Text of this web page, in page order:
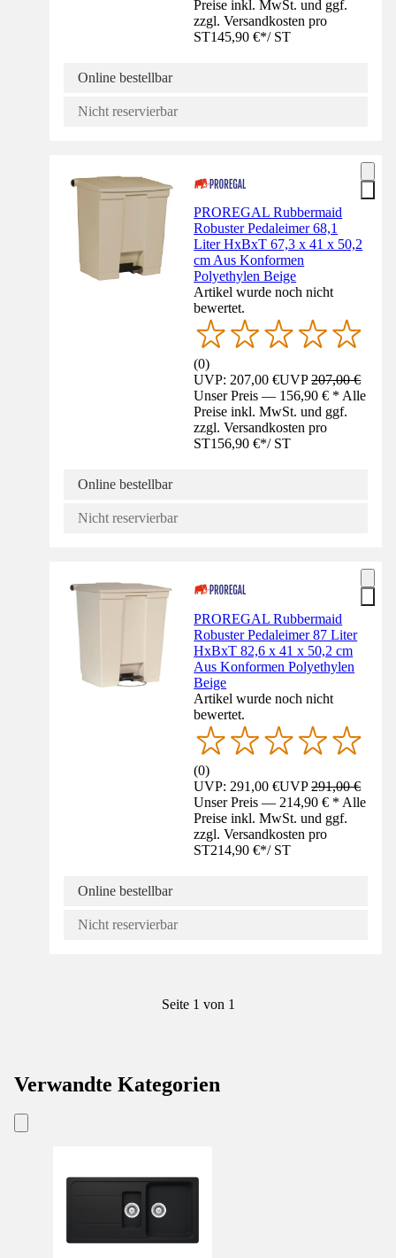
Preise inkl. MwSt. und ggf.
zzgl. Versandkosten pro
ST145,90 €*/ ST
Online bestellbar
Nicht reservierbar
PROREGAL Rubbermaid
Robuster Pedaleimer 68,1
Liter HxBxT 67,3 x 41 x 50,2
cm Aus Konformen
Polyethylen Beige
Artikel wurde noch nicht
bewertet.
(0)
UVP: 207,00 €UVP207,00 €
Unser Preis — 156,90 € * Alle
Preise inkl. MwSt. und ggf.
zzgl. Versandkosten pro
ST156,90 €*/ ST
Online bestellbar
Nicht reservierbar
PROREGAL Rubbermaid
Robuster Pedaleimer 87 Liter
HxBxT 82,6 x 41 x 50,2 cm
Aus Konformen Polyethylen
Beige
Artikel wurde noch nicht
bewertet.
(0)
UVP: 291,00 €UVP291,00 €
Unser Preis — 214,90 € * Alle
Preise inkl. MwSt. und ggf.
zzgl. Versandkosten pro
ST214,90 €*/ ST
Online bestellbar
Nicht reservierbar
Seite 1 von 1
Verwandte Kategorien